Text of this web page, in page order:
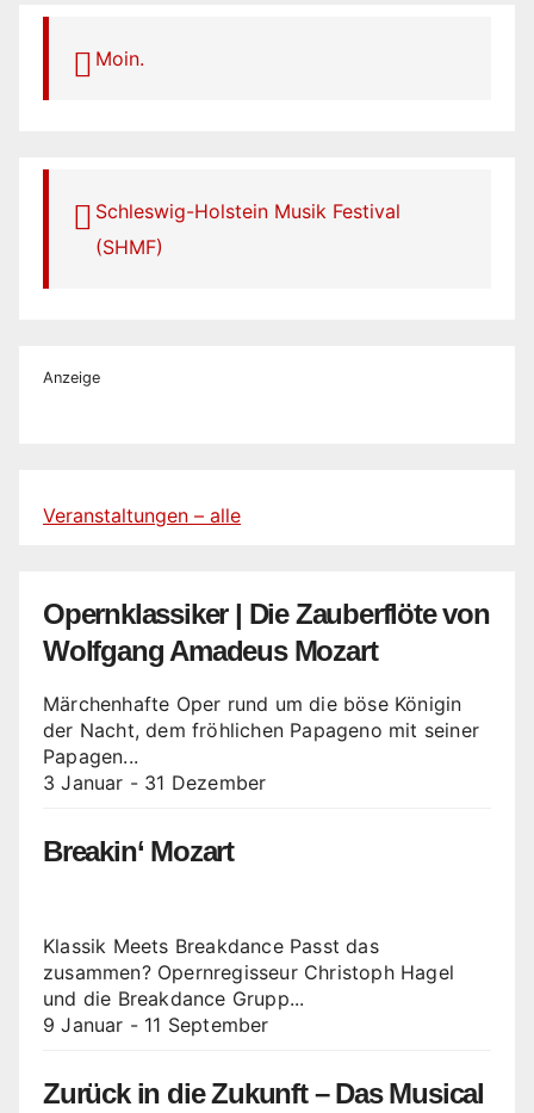
Moin.
Schleswig-Holstein Musik Festival
(SHMF)
Anzeige
Veranstaltungen – alle
Opernklassiker | Die Zauberflöte von
Wolfgang Amadeus Mozart
Märchenhafte Oper rund um die böse Königin
der Nacht, dem fröhlichen Papageno mit seiner
Papagen...
3 Januar - 31 Dezember
Breakin‘ Mozart
Klassik Meets Breakdance Passt das
zusammen? Opernregisseur Christoph Hagel
und die Breakdance Grupp...
9 Januar - 11 September
Zurück in die Zukunft – Das Musical